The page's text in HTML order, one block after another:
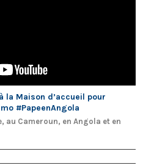
la Maison d’accueil pour
#PapeenAngola
au Cameroun, en Angola et en